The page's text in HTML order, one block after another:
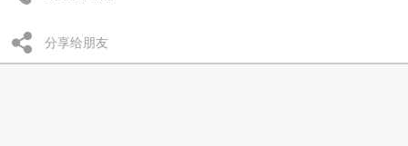
分享给朋友